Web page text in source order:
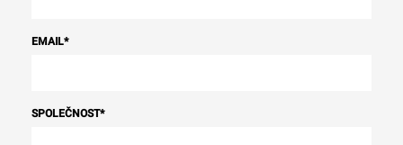
EMAIL*
SPOLEČNOST*